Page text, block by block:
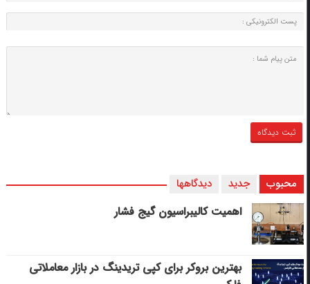
محبوب جدید دیدگاهها
اهمیت کالیبراسیون گیج فشار
بهترین بروکر برای کپی‌ تریدینگ در بازار معاملاتی